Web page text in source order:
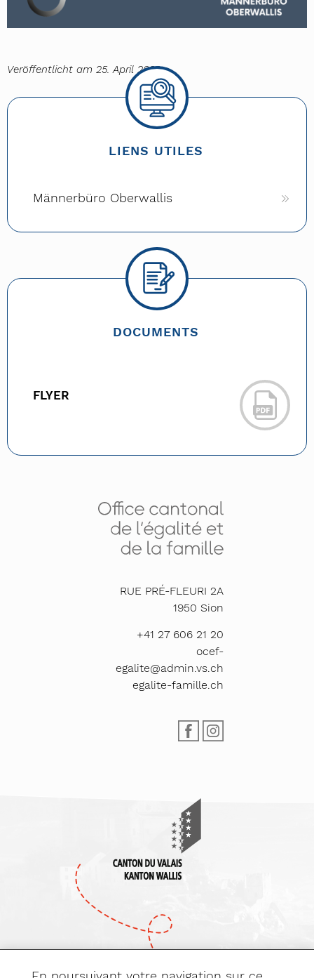
Veröffentlicht am 25. April 2023
LIENS UTILES
Männerbüro Oberwallis
DOCUMENTS
FLYER
RUE PRÉ-FLEURI 2A
1950 Sion
+41 27 606 21 20
ocef-
egalite@admin.vs.ch
egalite-famille.ch